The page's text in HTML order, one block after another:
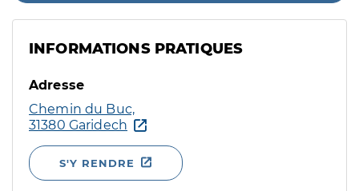
INFORMATIONS PRATIQUES
Adresse
Chemin du Buc,
31380 Garidech
S'Y RENDRE